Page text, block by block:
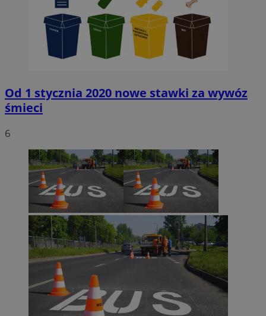
Od 1 stycznia 2020 nowe stawki za wywóz
śmieci
6